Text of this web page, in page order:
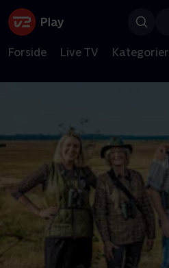
Forside Live TV Kategorier